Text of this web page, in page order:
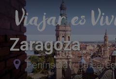
Zaragoza
Península y Baleares